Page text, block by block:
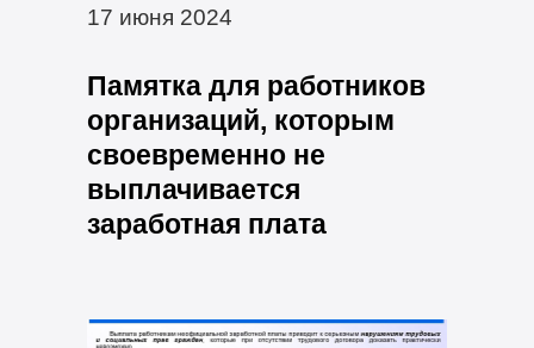
17 июня 2024
Памятка для работников
организаций, которым
своевременно не
выплачивается
заработная плата